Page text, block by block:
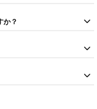
法に基づきご使用くだ
ださい。
か？
が多いため硬化不良が
しっかりと爪にライト